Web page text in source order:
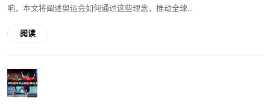
响，本文将阐述奥运会如何通过这些理念，推动全球...
阅读